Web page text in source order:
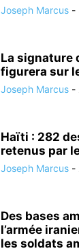
Joseph Marcus -
La signature
figurera sur
Joseph Marcus -
Haïti : 282
retenus par
Joseph Marcus -
Des bases
l’armée
les soldats